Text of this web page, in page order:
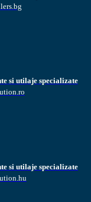
si utilaje specializate
si utilaje specializate